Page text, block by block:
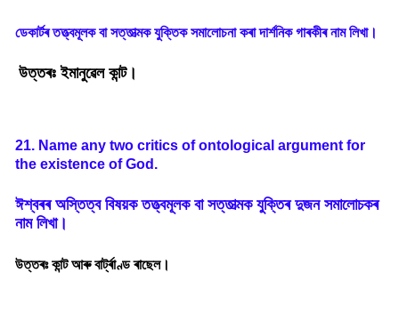
ডেকাৰ্টৰ তত্ত্বমূলক বা সত্তাত্মক যুক্তিক সমালোচনা কৰা দার্শনিক গাৰকীৰ নাম লিখা।
উত্তৰঃ ইমানুৱেল কান্ট।
21. Name any two critics of ontological argument for
the existence of God.
ঈশ্বৰৰ অস্তিত্ব বিষয়ক তত্ত্বমূলক বা সত্তাত্মক যুক্তিৰ দুজন সমালোচকৰ
নাম লিখা।
উত্তৰঃ কান্ট আৰু বাৰ্ট্ৰাণ্ড ৰাছেল।